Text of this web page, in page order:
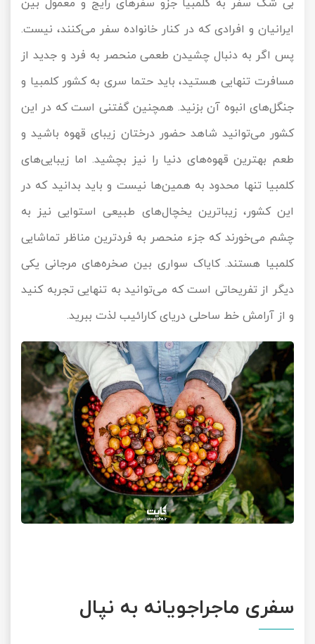
بی شک سفر به کلمبیا جزو سفرهای رایج و معمول بین
ایرانیان و افرادی که در کنار خانواده سفر می‌کنند، نیست.
پس اگر به دنبال چشیدن طعمی منحصر به فرد و جدید از
مسافرت تنهایی هستید، باید حتما سری به کشور کلمبیا و
جنگل‌های انبوه آن بزنید. همچنین گفتنی است که در این
کشور می‌توانید شاهد حضور درختان زیبای قهوه باشید و
طعم بهترین قهوه‌های دنیا را نیز بچشید. اما زیبایی‌های
کلمبیا تنها محدود به همین‌ها نیست و باید بدانید که در
این کشور، زیباترین یخچال‌های طبیعی استوایی نیز به
چشم می‌خورند که جزء منحصر به فردترین مناظر تماشایی
کلمبیا هستند. کایاک سواری بین صخره‌های مرجانی یکی
دیگر از تفریحاتی است که می‌توانید به تنهایی تجربه کنید
و از آرامش خط ساحلی دریای کارائیب لذت ببرید.
سفری ماجراجویانه به نپال